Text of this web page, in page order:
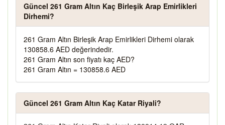
Güncel 261 Gram Altın Kaç Birleşik Arap Emirlikleri
Dirhemi?
261 Gram Altın Birleşik Arap Emirlikleri Dirhemi olarak
130858.6 AED değerindedir.
261 Gram Altın son fiyatı kaç AED?
261 Gram Altın = 130858.6 AED
Güncel 261 Gram Altın Kaç Katar Riyali?